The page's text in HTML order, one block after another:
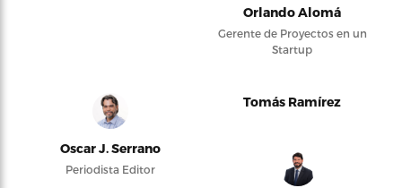
Orlando Alomá
Gerente de Proyectos en un
Startup
Oscar J. Serrano
Periodista Editor
Tomás Ramírez